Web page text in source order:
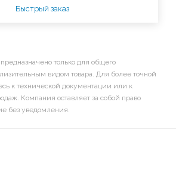
Быстрый заказ
только для общего
видом товара. Для более точной
к технической документации или к
Компания оставляет за собой право
без уведомления.